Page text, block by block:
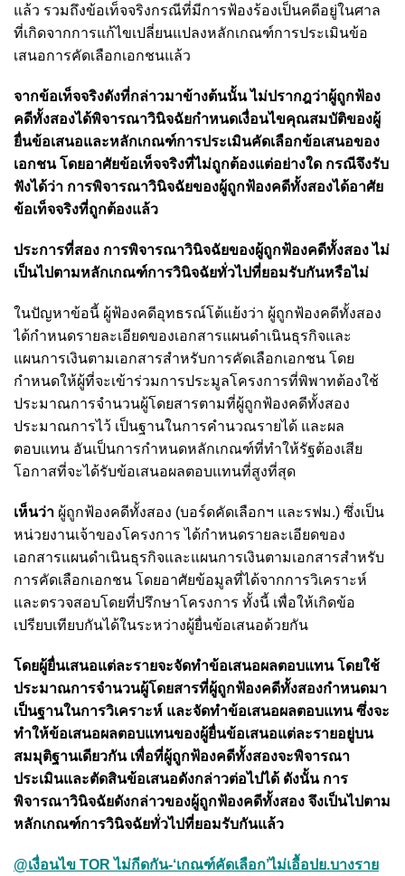
แล้ว รวมถึงข้อเท็จจริงกรณีที่มีการฟ้องร้องเป็นคดีอยู่ในศาล
ที่เกิดจากการแก้ไขเปลี่ยนแปลงหลักเกณฑ์การประเมินข้อ
เสนอการคัดเลือกเอกชนแล้ว
จากข้อเท็จจริงดังที่กล่าวมาข้างต้นนั้น ไม่ปรากฎว่าผู้ถูกฟ้อง
คดีทั้งสองได้พิจารณาวินิจฉัยกำหนดเงื่อนไขคุณสมบัติของผู้
ยื่นข้อเสนอและหลักเกณฑ์การประเมินคัดเลือกข้อเสนอของ
เอกชน โดยอาศัยข้อเท็จจริงที่ไม่ถูกต้องแต่อย่างใด กรณีจึงรับ
ฟังได้ว่า การพิจารณาวินิจฉัยของผู้ถูกฟ้องคดีทั้งสองได้อาศัย
ข้อเท็จจริงที่ถูกต้องแล้ว
ประการที่สอง การพิจารณาวินิจฉัยของผู้ถูกฟ้องคดีทั้งสอง ไม่
เป็นไปตามหลักเกณฑ์การวินิจฉัยทั่วไปที่ยอมรับกันหรือไม่
ในปัญหาข้อนี้ ผู้ฟ้องคดีอุทธรณ์โต้แย้งว่า ผู้ถูกฟ้องคดีทั้งสอง
ได้กำหนดรายละเอียดของเอกสารแผนดำเนินธุรกิจและ
แผนการเงินตามเอกสารสำหรับการคัดเลือกเอกชน โดย
กำหนดให้ผู้ที่จะเข้าร่วมการประมูลโครงการที่พิพาทต้องใช้
ประมาณการจำนวนผู้โดยสารตามที่ผู้ถูกฟ้องคดีทั้งสอง
ประมาณการไว้ เป็นฐานในการคำนวณรายได้ และผล
ตอบแทน อันเป็นการกำหนดหลักเกณฑ์ที่ทำให้รัฐต้องเสีย
โอกาสที่จะได้รับข้อเสนอผลตอบแทนที่สูงที่สุด
เห็นว่า ผู้ถูกฟ้องคดีทั้งสอง (บอร์ดคัดเลือกฯ และรฟม.) ซึ่งเป็น
หน่วยงานเจ้าของโครงการ ได้กำหนดรายละเอียดของ
เอกสารแผนดำเนินธุรกิจและแผนการเงินตามเอกสารสำหรับ
การคัดเลือกเอกชน โดยอาศัยข้อมูลที่ได้จากการวิเคราะห์
และตรวจสอบโดยที่ปรึกษาโครงการ ทั้งนี้ เพื่อให้เกิดข้อ
เปรียบเทียบกันได้ในระหว่างผู้ยื่นข้อเสนอด้วยกัน
โดยผู้ยื่นเสนอแต่ละรายจะจัดทำข้อเสนอผลตอบแทน โดยใช้
ประมาณการจำนวนผู้โดยสารที่ผู้ถูกฟ้องคดีทั้งสองกำหนดมา
เป็นฐานในการวิเคราะห์ และจัดทำข้อเสนอผลตอบแทน ซึ่งจะ
ทำให้ข้อเสนอผลตอบแทนของผู้ยื่นข้อเสนอแต่ละรายอยู่บน
สมมุติฐานเดียวกัน เพื่อที่ผู้ถูกฟ้องคดีทั้งสองจะพิจารณา
ประเมินและตัดสินข้อเสนอดังกล่าวต่อไปได้ ดังนั้น การ
พิจารณาวินิจฉัยดังกล่าวของผู้ถูกฟ้องคดีทั้งสอง จึงเป็นไปตาม
หลักเกณฑ์การวินิจฉัยทั่วไปที่ยอมรับกันแล้ว
@เงื่อนไข TOR ไม่กีดกัน-‘เกณฑ์คัดเลือก’ไม่เอื้อปย.บางราย